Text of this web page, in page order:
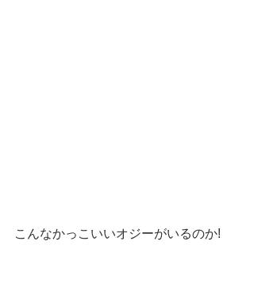
こんなかっこいいオジーがいるのか!